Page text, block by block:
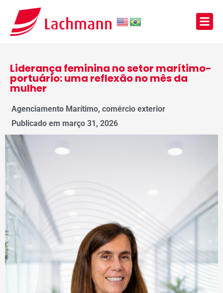
Liderança feminina no setor marítimo-
portuário: uma reflexão no mês da
mulher
Agenciamento Marítimo, comércio exterior
Publicado em março 31, 2026